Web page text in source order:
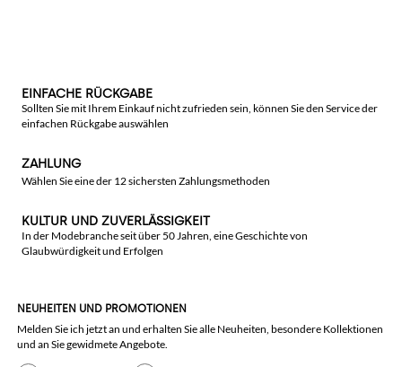
EINFACHE RÜCKGABE
Sollten Sie mit Ihrem Einkauf nicht zufrieden sein, können Sie den Service der
einfachen Rückgabe auswählen
ZAHLUNG
Wählen Sie eine der 12 sichersten Zahlungsmethoden
KULTUR UND ZUVERLÄSSIGKEIT
In der Modebranche seit über 50 Jahren, eine Geschichte von
Glaubwürdigkeit und Erfolgen
NEUHEITEN UND PROMOTIONEN
Melden Sie ich jetzt an und erhalten Sie alle Neuheiten, besondere Kollektionen
und an Sie gewidmete Angebote.